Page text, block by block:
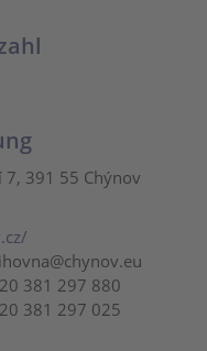
391 55 Chýnov
381 297 880
381 297 025